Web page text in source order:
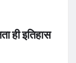
ही इतिहास